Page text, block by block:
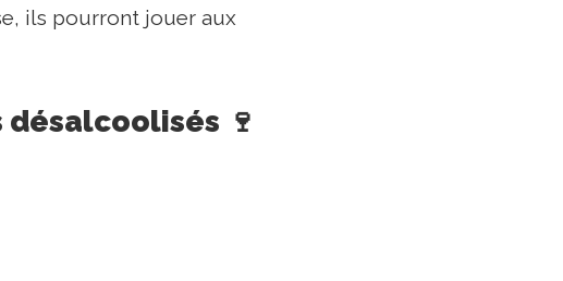
ils pourront jouer aux
🍷